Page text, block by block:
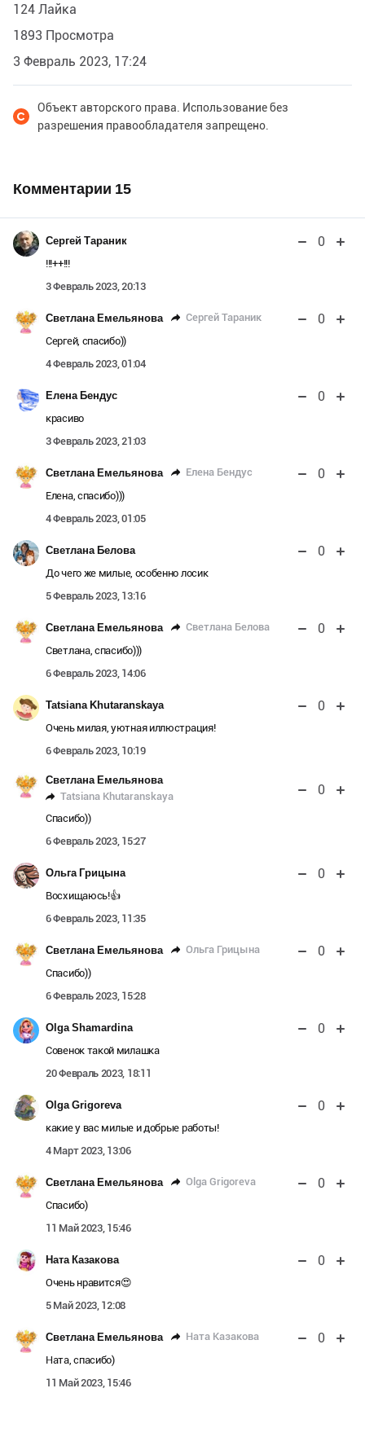
124 Лайка
1893 Просмотра
3 Февраль 2023, 17:24
Объект авторского права. Использование без
разрешения правообладателя запрещено.
Комментарии 15
Сергей Тараник 0
!!!++!!!
3 Февраль 2023, 20:13
Светлана Емельянова Сергей Тараник 0
Сергей, спасибо))
4 Февраль 2023, 01:04
Елена Бендус 0
красиво
3 Февраль 2023, 21:03
Светлана Емельянова Елена Бендус 0
Елена, спасибо)))
4 Февраль 2023, 01:05
Светлана Белова 0
До чего же милые, особенно лосик
5 Февраль 2023, 13:16
Светлана Емельянова Светлана Белова 0
Светлана, спасибо)))
6 Февраль 2023, 14:06
Tatsiana Khutaranskaya 0
Очень милая, уютная иллюстрация!
6 Февраль 2023, 10:19
Светлана Емельянова
Tatsiana Khutaranskaya
0
Спасибо))
6 Февраль 2023, 15:27
Ольга Грицына 0
Восхищаюсь!👍
6 Февраль 2023, 11:35
Светлана Емельянова Ольга Грицына 0
Спасибо))
6 Февраль 2023, 15:28
Olga Shamardina 0
Совенок такой милашка
20 Февраль 2023, 18:11
Olga Grigoreva 0
какие у вас милые и добрые работы!
4 Март 2023, 13:06
Светлана Емельянова Olga Grigoreva 0
Спасибо)
11 Май 2023, 15:46
Ната Казакова 0
Очень нравится😍
5 Май 2023, 12:08
Светлана Емельянова Ната Казакова 0
Ната, спасибо)
11 Май 2023, 15:46